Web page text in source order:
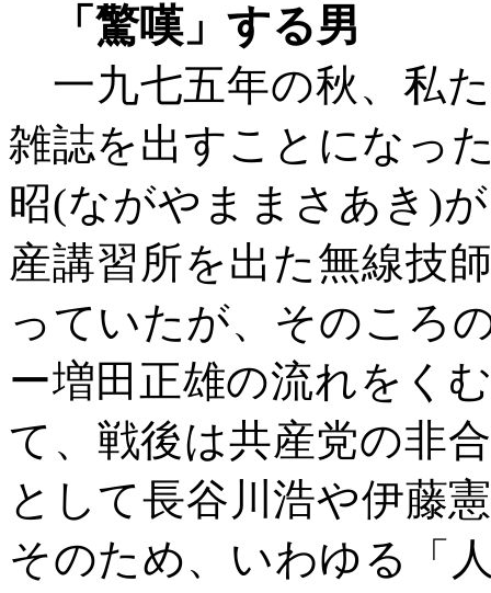
「驚嘆」する男
一九七五年の秋、私
雑誌を出すことになっ
昭(ながやままさあき )
産講習所を出た無線技
っていたが、そのころ
ー増田正雄の流れをく
て、戦後は共産党の非
として長谷川浩や伊藤
そのため、いわゆる「